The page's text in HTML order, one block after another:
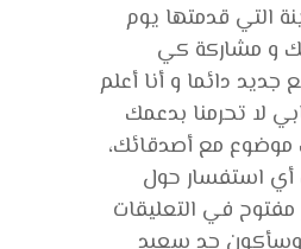
التي قدمتها يوم
و مشاركة كي
دائما و أنا أعلم
لا تحرمنا بدعمك
موضوع مع أصدقائك،
أي استفسار حول
مفتوح في التعليقات